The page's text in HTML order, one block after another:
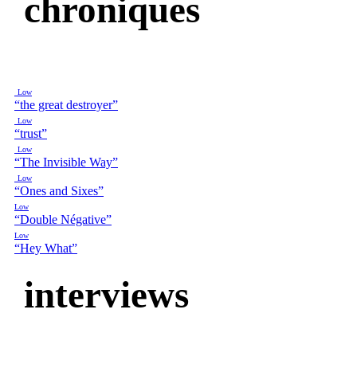
chroniques
Low
“the great destroyer”
Low
“trust”
Low
“The Invisible Way”
Low
“Ones and Sixes”
Low
“Double Négative”
Low
“Hey What”
interviews